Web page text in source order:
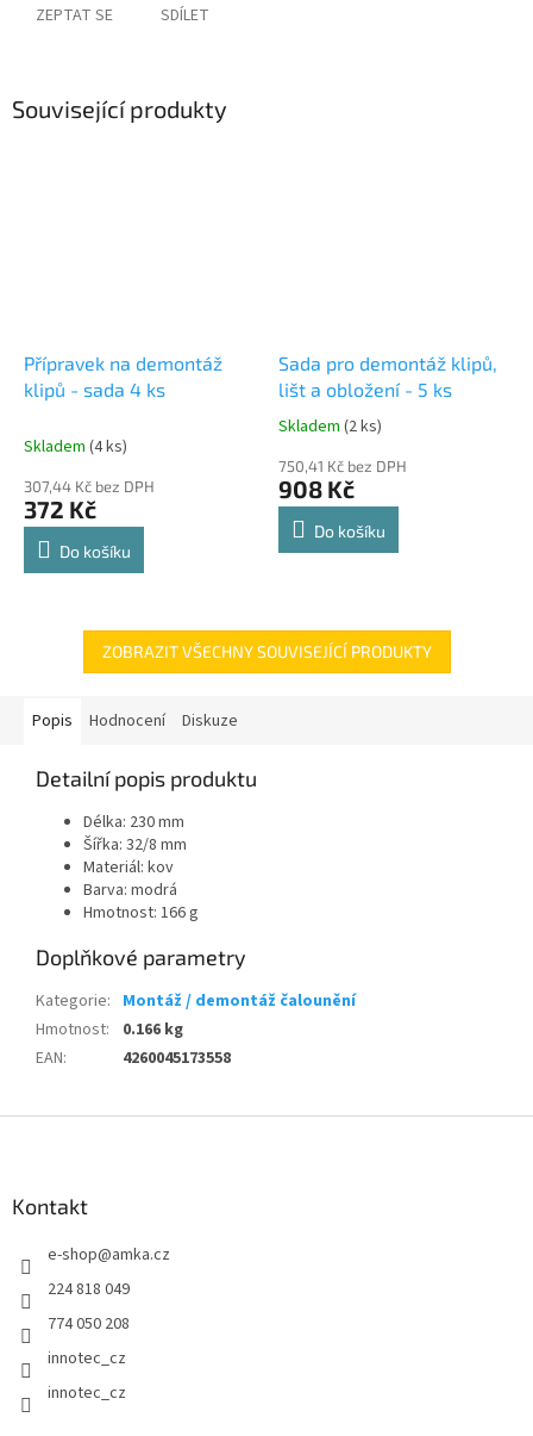
ZEPTAT SE SDÍLET
Související produkty
Přípravek na demontáž
klipů - sada 4 ks
Skladem (4 ks)
307,44 Kč bez DPH
372 Kč
Do košíku
Sada pro demontáž klipů,
lišt a obložení - 5 ks
Průměrné
produktu
je
5,0
Skladem (2 ks)
750,41 Kč bez DPH
908 Kč
Do košíku
ZOBRAZIT VŠECHNY SOUVISEJÍCÍ PRODUKTY
Popis Hodnocení Diskuze
Detailní popis produktu
Délka: 230 mm
Šířka: 32/8 mm
Materiál: kov
Barva: modrá
Hmotnost: 166 g
Doplňkové parametry
Kategorie: Montáž / demontáž čalounění
Hmotnost:
0.166 kg
EAN: 4260045173558
Kontakt
e-shop@amka.cz
224 818 049
774 050 208
innotec_cz
innotec_cz